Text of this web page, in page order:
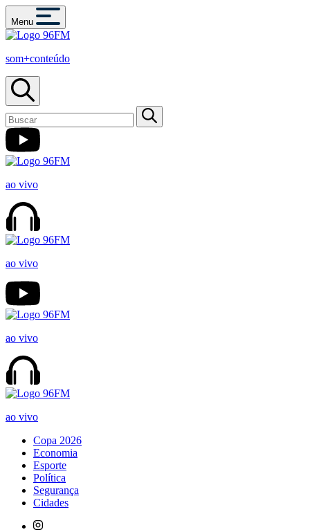
Menu
som+conteúdo
ao vivo
ao vivo
ao vivo
ao vivo
Copa 2026
Economia
Esporte
Política
Segurança
Cidades